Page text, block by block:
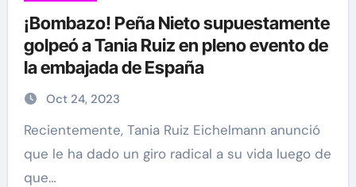
¡Bombazo! Peña Nieto supuestamente
golpeó a Tania Ruiz en pleno evento de
la embajada de España
Oct 24, 2023
Recientemente, Tania Ruiz Eichelmann anunció
que le ha dado un giro radical a su vida luego de
que…